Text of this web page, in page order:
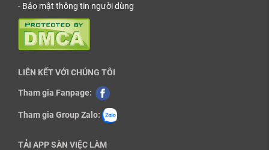
- Bảo mật thông tin người dùng
LIÊN KẾT VỚI CHÚNG TÔI
Tham gia Fanpage:
Tham gia Group Zalo:
TẢI APP SÀN VIỆC LÀM